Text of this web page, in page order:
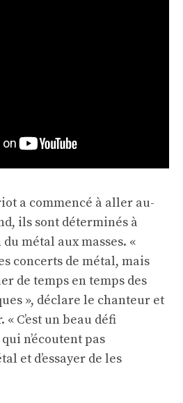
a commencé à aller au-
ils sont déterminés à
métal aux masses. «
concerts de métal, mais
de temps en temps des
», déclare le chanteur et
« C’est un beau défi
n’écoutent pas
et d’essayer de les